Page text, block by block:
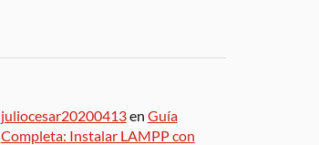
juliocesar20200413en Guía
Completa: Instalar LAMPP con